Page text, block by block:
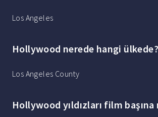
Los Angeles
Hollywood nerede hangi ülkede?
Los Angeles County
Hollywood yıldızları film